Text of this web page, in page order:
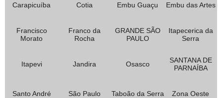
Carapicuíba Cotia Embu Guaçu Embu das Artes
Francisco
Morato
Franco da
Rocha
GRANDE SÃO
PAULO
Itapecerica da
Serra
Itapevi Jandira Osasco
SANTANA DE
PARNAÍBA
Santo André São Paulo Taboão da Serra Zona Oeste